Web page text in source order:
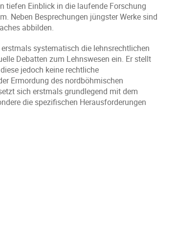
tiefen Einblick in die laufende Forschung
Neben Besprechungen jüngster Werke sind
abbilden.
systematisch die lehnsrechtlichen
Debatten zum Lehnswesen ein. Er stellt
jedoch keine rechtliche
Ermordung des nordböhmischen
sich erstmals grundlegend mit dem
die spezifischen Herausforderungen